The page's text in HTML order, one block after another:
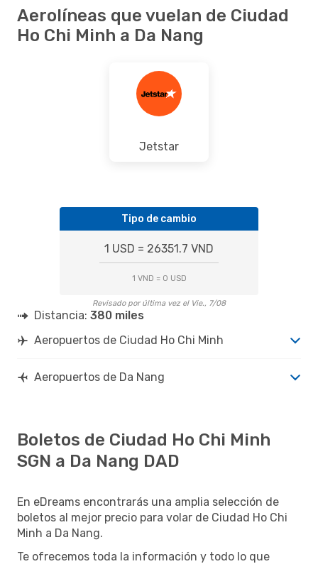
Aerolíneas que vuelan de Ciudad
Ho Chi Minh a Da Nang
Jetstar
Tipo de cambio
1 USD = 26351.7 VND
1 VND = 0 USD
Revisado por última vez el Vie., 7/08
Distancia: 380 miles
Aeropuertos de Ciudad Ho Chi Minh
Aeropuertos de Da Nang
Boletos de Ciudad Ho Chi Minh
SGN a Da Nang DAD
En eDreams encontrarás una amplia selección de
boletos al mejor precio para volar de Ciudad Ho Chi
Minh a Da Nang.
Te ofrecemos toda la información y todo lo que